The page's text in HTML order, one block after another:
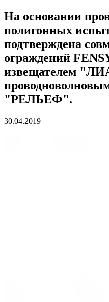
На основании
полигонных
подтверждена
ограждений
извещателем
"РЕЛЬЕФ".
30.04.2019